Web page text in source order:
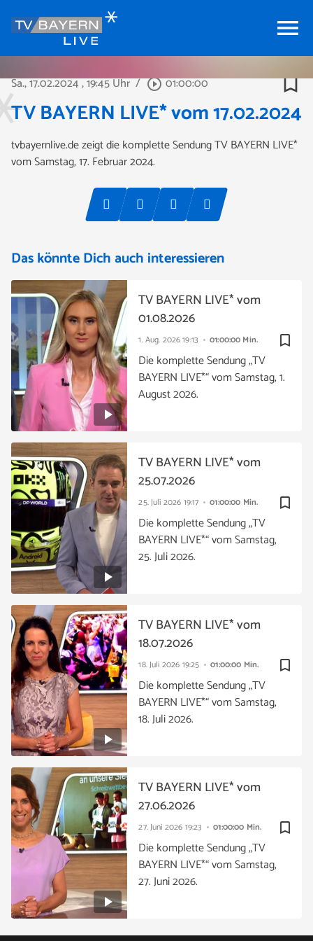
menu
Sa., 17.02.2024, 19:45 Uhr / play_circle_outline01:00:00 bookmark_border
TV BAYERN LIVE* vom 17.02.2024
tvbayernlive.de zeigt die komplette Sendung TV BAYERN LIVE*
vom Samstag, 17. Februar 2024.
Das könnte Dich auch interessieren
bookmark_border
1. Aug. 202619:13 01:00:00 Min.
TV BAYERN LIVE* vom
01.08.2026
Die komplette Sendung „TV
BAYERN LIVE*“ vom Samstag, 1.
August 2026.
bookmark_border
25. Juli 2026 19:17 01:00:00 Min.
TV BAYERN LIVE* vom
25.07.2026
Die komplette Sendung „TV
BAYERN LIVE*“ vom Samstag,
25. Juli 2026.
bookmark_border
18. Juli 2026 19:25 01:00:00 Min.
TV BAYERN LIVE* vom
18.07.2026
Die komplette Sendung „TV
BAYERN LIVE*“ vom Samstag,
18. Juli 2026.
bookmark_border
27. Juni 2026 19:23 01:00:00 Min.
TV BAYERN LIVE* vom
27.06.2026
Die komplette Sendung „TV
BAYERN LIVE*“ vom Samstag,
27. Juni 2026.